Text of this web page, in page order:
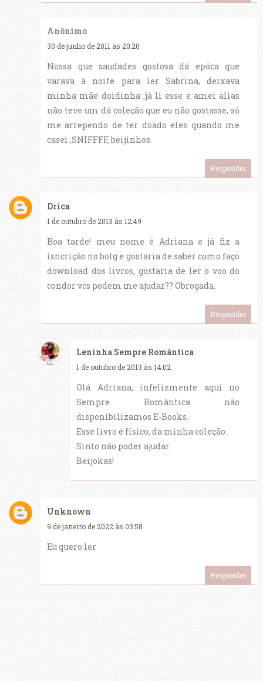
Anônimo
30 de junho de 2011 às 20:20
Nossa que saudades gostosa dá epóca que
varava á noite para ler Sabrina, deixava
minha mãe doidinha ,já li esse e amei alias
não teve um dá coleção que eu não gostasse, só
me arrependo de ter doado eles quando me
casei ,SNIFFFF, beijinhos.
Responder
Drica
1 de outubro de 2013 às 12:49
Boa tarde! meu nome é Adriana e já fiz a
isncrição no bolg e gostaria de saber como faço
download dos livros, gostaria de ler o voo do
condor vcs podem me ajudar?? Obrogada.
Responder
Leninha Sempre Romântica
1 de outubro de 2013 às 14:02
Olá Adriana, infelizmente aqui no
Sempre Romântica não
disponibilizamos E-Books.
Esse livro é físico, da minha coleção.
Sinto não poder ajudar.
Beijokas!
Unknown
9 de janeiro de 2022 às 03:58
Eu quero ler
Responder